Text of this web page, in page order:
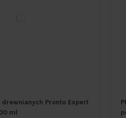
Pronto Expert
ml